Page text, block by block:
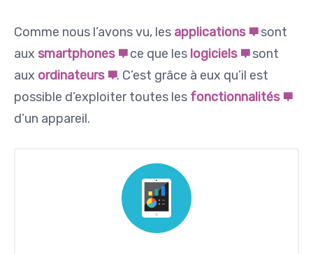
Comme nous l’avons vu, les applications
sont
aux smartphones ce que les logiciels
sont
aux ordinateurs
. C’est grâce à eux qu’il est
possible d’exploiter toutes les fonctionnalités
d’un appareil.